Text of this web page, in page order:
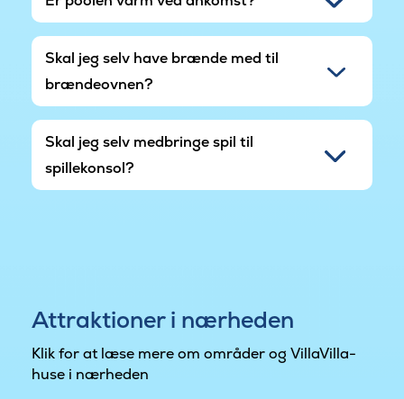
Skal jeg selv have brænde med til
brændeovnen?
Skal jeg selv medbringe spil til
spillekonsol?
Attraktioner i nærheden
Klik for at læse mere om områder og VillaVilla-
huse i nærheden